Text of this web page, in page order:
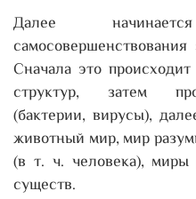
Далее
Сначала это
структур, затем
(бактерии, вирусы),
животный мир, мир
(в т. ч. человека), миры
существ.